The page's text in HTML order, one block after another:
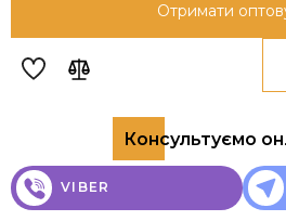
Отримати
Консультуємо
VIBER